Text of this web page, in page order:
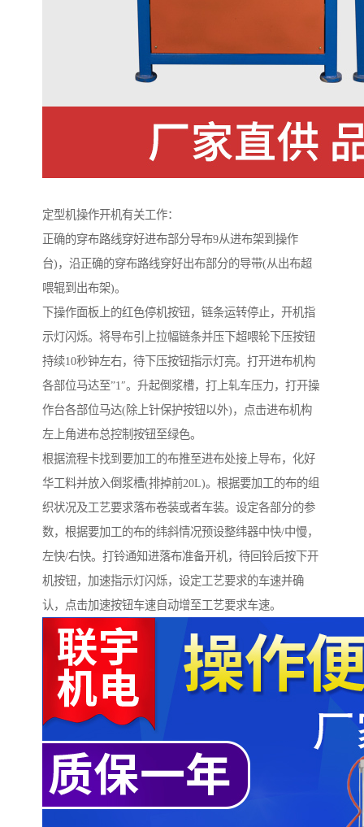
定型机操作开机有关工作：
正确的穿布路线穿好进布部分导布9从进布架到操作
台)，沿正确的穿布路线穿好出布部分的导带(从出布超
喂辊到出布架)。
下操作面板上的红色停机按钮，链条运转停止，开机指
示灯闪烁。将导布引上拉幅链条并压下超喂轮下压按钮
持续10秒钟左右，待下压按钮指示灯亮。打开进布机构
各部位马达至”1″。升起倒浆槽，打上轧车压力，打开操
作台各部位马达(除上针保护按钮以外)，点击进布机构
左上角进布总控制按钮至绿色。
根据流程卡找到要加工的布推至进布处接上导布，化好
华工料并放入倒浆槽(排掉前20L)。根据要加工的布的组
织状况及工艺要求落布卷装或者车装。设定各部分的参
数，根据要加工的布的纬斜情况预设整纬器中快/中慢，
左快/右快。打铃通知进落布准备开机，待回铃后按下开
机按钮，加速指示灯闪烁，设定工艺要求的车速并确
认，点击加速按钮车速自动增至工艺要求车速。